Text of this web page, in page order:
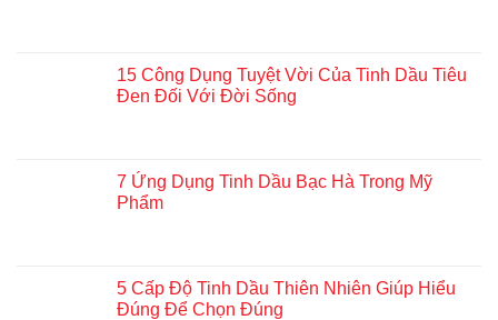
15 Công Dụng Tuyệt Vời Của Tinh Dầu Tiêu
Đen Đối Với Đời Sống
7 Ứng Dụng Tinh Dầu Bạc Hà Trong Mỹ
Phẩm
5 Cấp Độ Tinh Dầu Thiên Nhiên Giúp Hiểu
Đúng Để Chọn Đúng